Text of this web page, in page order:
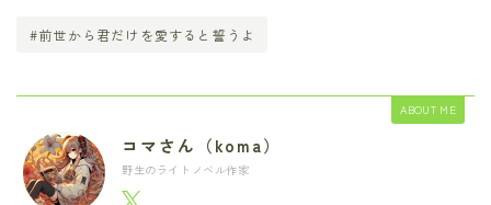
#前世から君だけを愛すると誓うよ
ABOUT ME
コマさん（koma）
野生のライトノベル作家